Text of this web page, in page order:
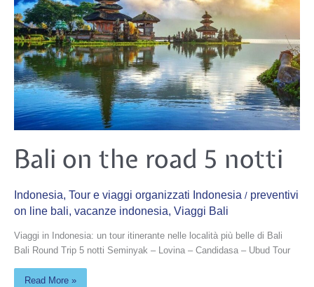
Bali on the road 5 notti
Indonesia, Tour e viaggi organizzati Indonesia / preventivi
on line bali, vacanze indonesia, Viaggi Bali
Viaggi in Indonesia: un tour itinerante nelle località più belle di Bali
Bali Round Trip 5 notti Seminyak – Lovina – Candidasa – Ubud Tour
Bali
on
the
road
notti
Read More »